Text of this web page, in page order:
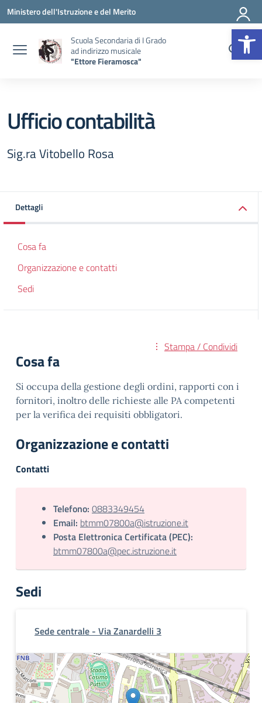
Vai ai contenuti
Vai al menu di navigazione
Vai al footer
Ministero dell'Istruzione e del Merito
Scuola Secondaria di I Grado
ad indirizzo musicale
"Ettore Fieramosca"
Ufficio contabilità
Sig.ra Vitobello Rosa
Dettagli
Cosa fa
Organizzazione e contatti
Sedi
Stampa / Condividi
Cosa fa
Si occupa della gestione degli ordini, rapporti con i
fornitori, inoltro delle richieste alle PA competenti
per la verifica dei requisiti obbligatori.
Organizzazione e contatti
Contatti
Telefono: 0883349454
Email: btmm07800a@istruzione.it
Posta Elettronica Certificata (PEC):
btmm07800a@pec.istruzione.it
Sedi
Sede centrale - Via Zanardelli 3